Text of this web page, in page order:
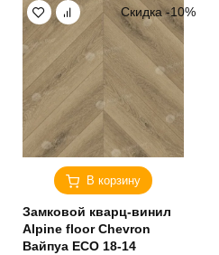
В корзину
Скидка -10%
Замковой кварц-винил
Alpine floor Chevron
Вайпуа ЕСО 18-14